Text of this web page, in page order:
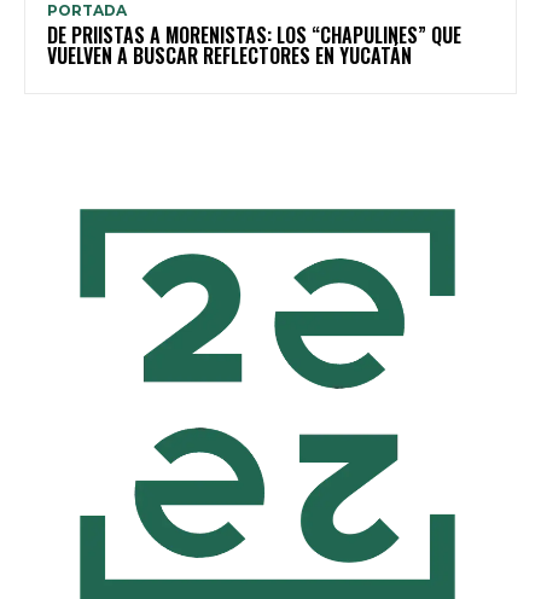
PORTADA
DE PRIISTAS A MORENISTAS: LOS “CHAPULINES” QUE
VUELVEN A BUSCAR REFLECTORES EN YUCATÁN